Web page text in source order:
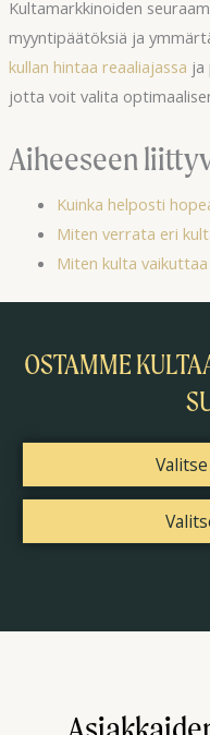
Kultamarkkinoiden
myyntipäätöksiä ja
kullan hintaa reaaliajassa ja
jotta voit valita
Aiheeseen
Kuinka helposti
Miten verrata eri
Miten kulta
OSTAMME